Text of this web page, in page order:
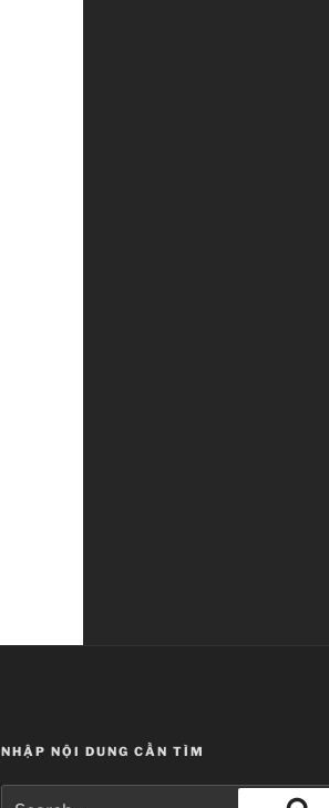
NHẬP NỘI DUNG CẦN TÌM